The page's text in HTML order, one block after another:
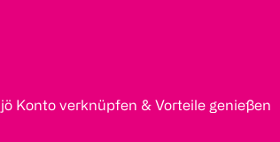
jö Konto verknüpfen & Vorteile genießen